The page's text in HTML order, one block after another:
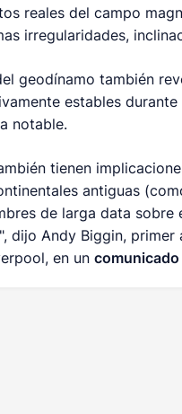
reales del campo
irregularidades,
geodínamo también
estables
notable.
tienen
antiguas
de larga data
dijo Andy Biggin,
en uncomunicado